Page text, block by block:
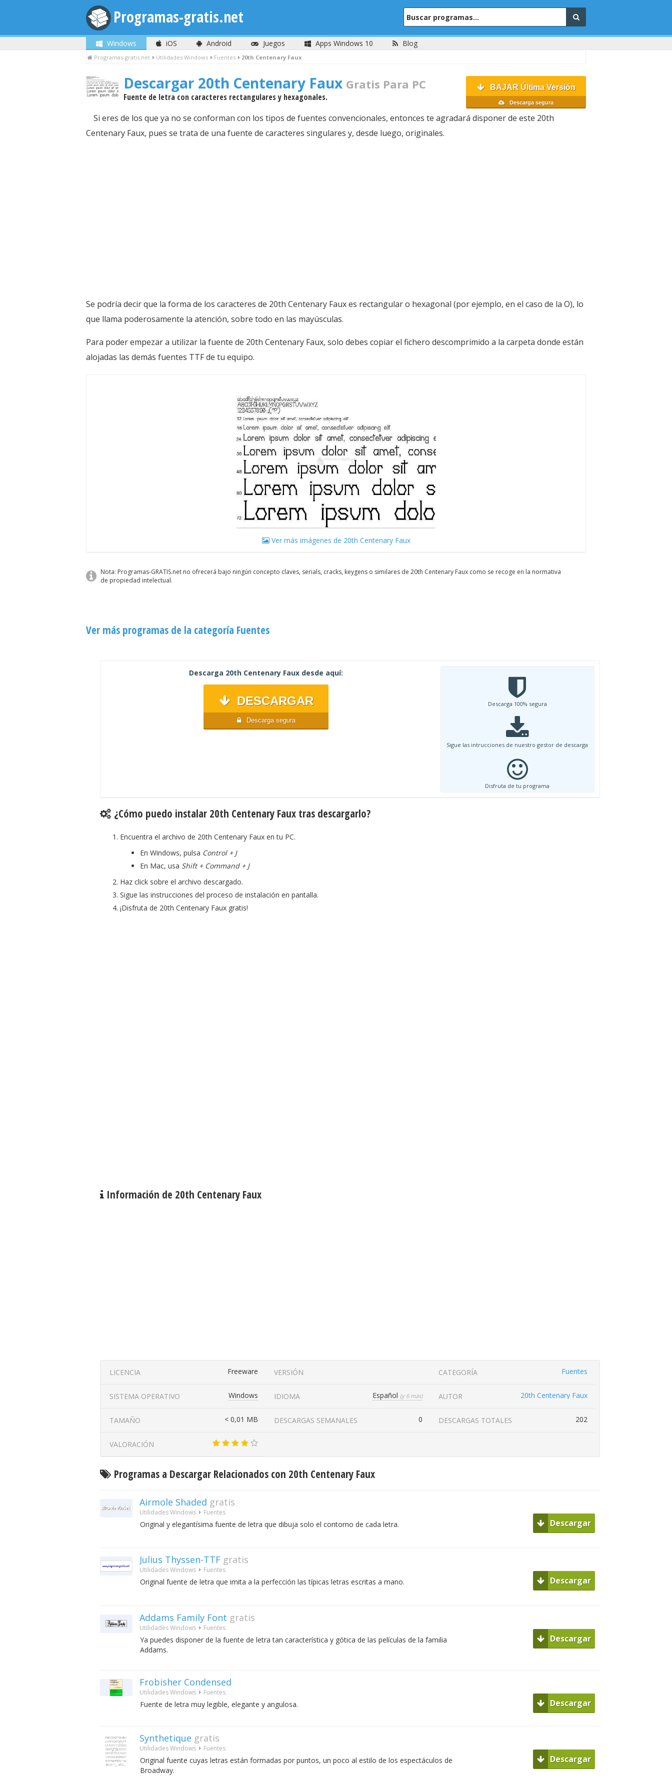
Programas-gratis.net
Windows iOS Android Juegos Apps Windows 10 Blog
Programas-gratis.net Utilidades Windows Fuentes 20th Centenary Faux
Descargar 20th Centenary Faux Gratis Para PC
Fuente de letra con caracteres rectangulares y hexagonales.
BAJAR Última Versión
Descarga segura
Si eres de los que ya no se conforman con los tipos de fuentes convencionales, entonces te agradará disponer de este 20th
Centenary Faux, pues se trata de una fuente de caracteres singulares y, desde luego, originales.
Se podría decir que la forma de los caracteres de 20th Centenary Faux es rectangular o hexagonal (por ejemplo, en el caso de la O), lo
que llama poderosamente la atención, sobre todo en las mayúsculas.
Para poder empezar a utilizar la fuente de 20th Centenary Faux, solo debes copiar el fichero descomprimido a la carpeta donde están
alojadas las demás fuentes TTF de tu equipo.
Ver más imágenes de 20th Centenary Faux
Nota: Programas-GRATIS.net no ofrecerá bajo ningún concepto claves, serials, cracks, keygens o similares de 20th Centenary Faux como se recoge en la normativa
de propiedad intelectual.
Ver más programas de la categoría Fuentes
Descarga 20th Centenary Faux desde aquí:
DESCARGAR
Descarga segura
Descarga 100% segura
Sigue las intrucciones de nuestro gestor de descarga
Disfruta de tu programa
¿Cómo puedo instalar 20th Centenary Faux tras descargarlo?
Encuentra el archivo de 20th Centenary Faux en tu PC.
En Windows, pulsa Control + J
En Mac, usa Shift + Command + J
Haz click sobre el archivo descargado.
Sigue las instrucciones del proceso de instalación en pantalla.
¡Disfruta de 20th Centenary Faux gratis!
Información de 20th Centenary Faux
LICENCIA Freeware VERSIÓN CATEGORÍA Fuentes
SISTEMA OPERATIVO Windows IDIOMA Español (y 6 más) AUTOR 20th Centenary Faux
TAMAÑO < 0,01 MB DESCARGAS SEMANALES 0 DESCARGAS TOTALES 202
VALORACIÓN
Programas a Descargar Relacionados con 20th Centenary Faux
Airmole Shaded gratis
Utilidades Windows Fuentes
Original y elegantísima fuente de letra que dibuja solo el contorno de cada letra. Descargar
Julius Thyssen-TTF gratis
Utilidades Windows Fuentes
Original fuente de letra que imita a la perfección las típicas letras escritas a mano. Descargar
Addams Family Font gratis
Utilidades Windows Fuentes
Ya puedes disponer de la fuente de letra tan característica y gótica de las películas de la familia
Addams.
Descargar
Frobisher Condensed
Utilidades Windows Fuentes
Fuente de letra muy legible, elegante y angulosa. Descargar
Synthetique gratis
Utilidades Windows Fuentes
Original fuente cuyas letras están formadas por puntos, un poco al estilo de los espectáculos de
Broadway.
Descargar